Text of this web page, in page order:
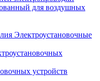
для воздушных
Электроустановочные
устройств